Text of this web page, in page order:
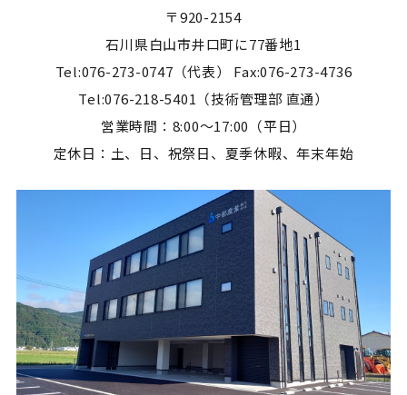
〒920-2154
石川県白山市井口町に77番地1
Tel:076-273-0747（代表） Fax:076-273-4736
Tel:076-218-5401（技術管理部 直通）
営業時間：8:00～17:00（平日）
定休日：土、日、祝祭日、夏季休暇、年末年始